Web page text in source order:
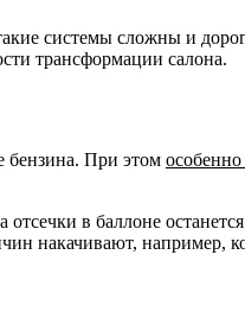
системы сложны и
трансформации салона.
бензина. При этом
в баллоне
накачивают, например,